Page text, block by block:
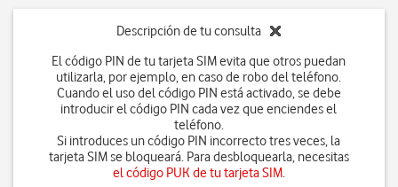
Descripción de tu consulta
El código PIN de tu tarjeta SIM evita que otros puedan
utilizarla, por ejemplo, en caso de robo del teléfono.
Cuando el uso del código PIN está activado, se debe
introducir el código PIN cada vez que enciendes el
teléfono.
Si introduces un código PIN incorrecto tres veces, la
tarjeta SIM se bloqueará. Para desbloquearla, necesitas
el código PUK de tu tarjeta SIM.